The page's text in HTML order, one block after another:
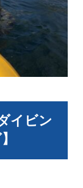
イビン